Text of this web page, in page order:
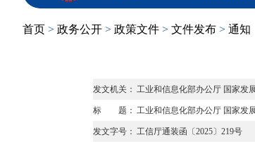
首页 > 政务公开 > 政策文件 > 文件发布 > 通知
发文机关： 工业和信息化部办公厅 国家发
标 题： 工业和信息化部办公厅 国家发
发文字号： 工信厅通装函〔2025〕219号